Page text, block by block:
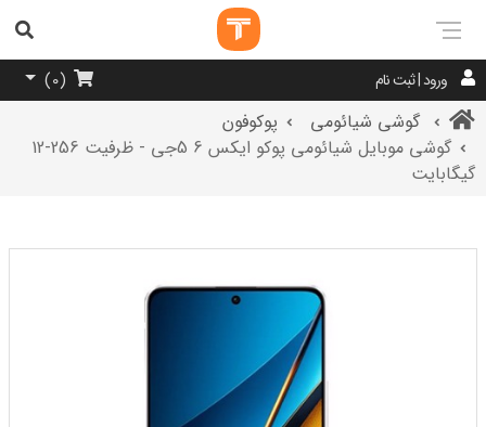
ورود | ثبت نام (
0
)
گوشی شیائومی
پوکوفون
گوشی موبایل شیائومی پوکو ایکس 6 5جی - ظرفیت 256-12
گیگابایت